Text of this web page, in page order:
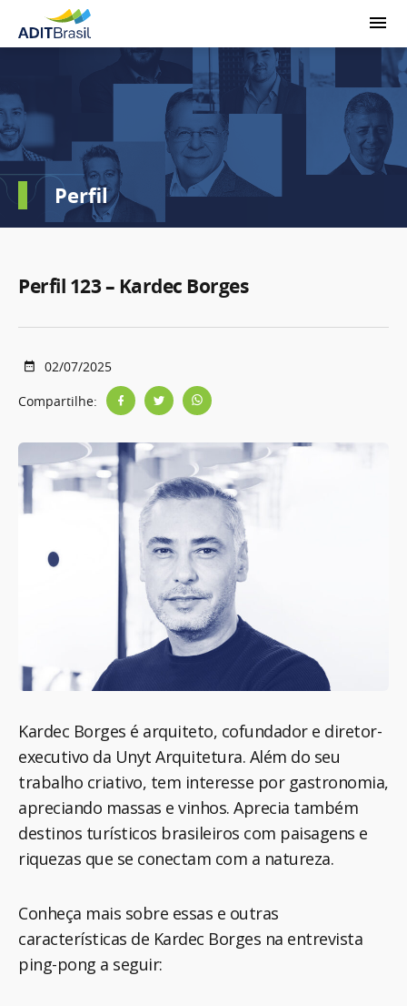
Perfil
Perfil 123 – Kardec Borges
02/07/2025
Compartilhe:
Kardec Borges é arquiteto, cofundador e diretor-
executivo da Unyt Arquitetura. Além do seu
trabalho criativo, tem interesse por gastronomia,
apreciando massas e vinhos. Aprecia também
destinos turísticos brasileiros com paisagens e
riquezas que se conectam com a natureza.
Conheça mais sobre essas e outras
características de Kardec Borges na entrevista
ping-pong a seguir: